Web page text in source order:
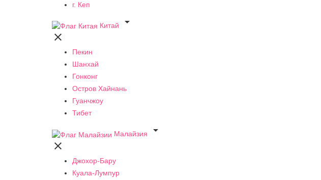
г. Кеп
Китай


Пекин
Шанхай
Гонконг
Остров Хайнань
Гуанчжоу
Тибет
Малайзия


Джохор-Бару
Куала-Лумпур